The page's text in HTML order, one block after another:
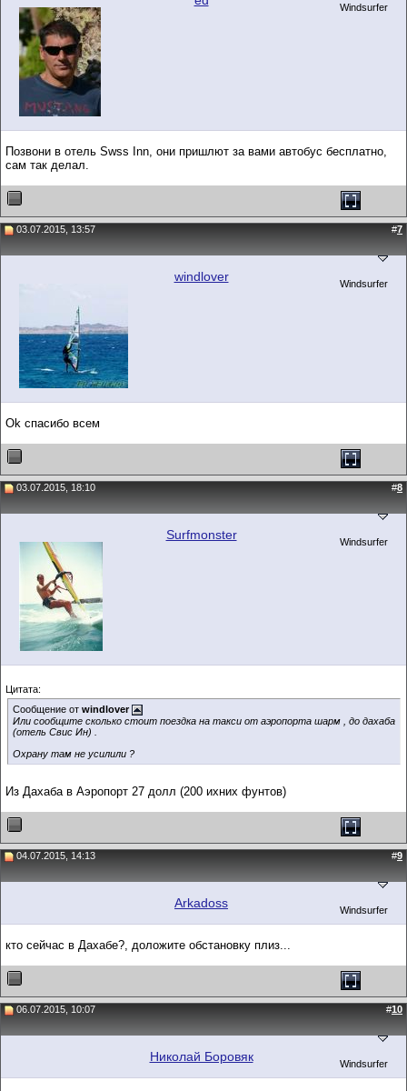
Windsurfer
Позвони в отель Swss Inn, они пришлют за вами автобус бесплатно,
сам так делал.
03.07.2015, 13:57 #7
windlover Windsurfer
Ok спасибо всем
03.07.2015, 18:10 #8
Surfmonster Windsurfer
Цитата:
Сообщение от windlover
Или сообщите сколько стоит поездка на такси от аэропорта шарм , до дахаба
(отель Свис Ин) .
Охрану там не усилили ?
Из Дахаба в Аэропорт 27 долл (200 ихних фунтов)
04.07.2015, 14:13 #9
Arkadoss Windsurfer
кто сейчас в Дахабе?, доложите обстановку плиз...
06.07.2015, 10:07 #10
Николай Боровяк Windsurfer